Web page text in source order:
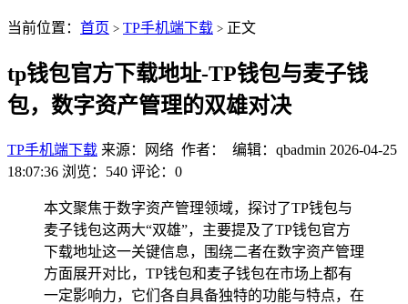
当前位置： 首页 > TP手机端下载 > 正文
tp钱包官方下载地址-TP钱包与麦子钱
包，数字资产管理的双雄对决
TP手机端下载 来源：网络 作者： 编辑：qbadmin 2026-04-25
18:07:36 浏览：540 评论：0
本文聚焦于数字资产管理领域，探讨了TP钱包与
麦子钱包这两大“双雄”，主要提及了TP钱包官方
下载地址这一关键信息，围绕二者在数字资产管理
方面展开对比，TP钱包和麦子钱包在市场上都有
一定影响力，它们各自具备独特的功能与特点，在